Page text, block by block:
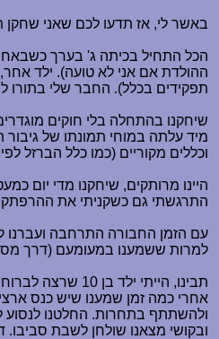
באשר לי, אז תדעו לכם שאני שחקן תפקידים ישראלי ממוצע, בן 17, לא אחד
הכל התחיל בכיתה ג' בערך
ההולדת אם אני לא טועה). ילד
תפקידים בכלל). החבר שלי בתורו
שיחקנו בהתחלה בלי חוקים
מיד עלתה במוחי תמונתו של גיבור
וכללים מקוריים (כמו כלל הברזל
היינו מרותקים, שיחקנו מדי יום
התרגשתי גם כשקניתי את
עם הזמן החבורה התרחבה ועברנו
למרות ששמענו במעומעם (דרך
תבינו, הייתי ילד בן 10 שרצה לברוח מהמציאות היומיומית המבאסת אל הריגוש וההרפתקה, רציתי להפוך לפחות לכמה שעות מתלמיד כיתה ד' לפלף ללוחם אמיץ וגיבור.
אחרי כמה זמן שמענו שיש כנס
ולהשתתף בתחרות. החלטנו לנסוע
ובקושי מצאנו שולחן לשבת